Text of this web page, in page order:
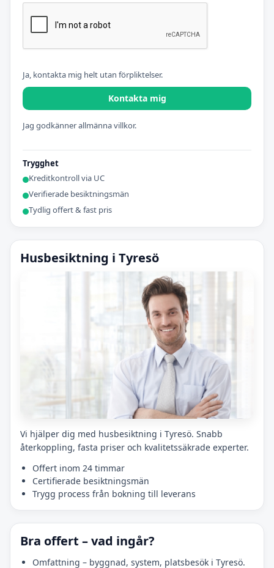
Ja, kontakta mig helt utan förpliktelser.
Kontakta mig
Jag godkänner allmänna villkor.
Trygghet
Kreditkontroll via UC
Verifierade besiktningsmän
Tydlig offert & fast pris
Husbesiktning i Tyresö
Vi hjälper dig med husbesiktning i Tyresö. Snabb
återkoppling, fasta priser och kvalitetssäkrade experter.
Offert inom 24 timmar
Certifierade besiktningsmän
Trygg process från bokning till leverans
Bra offert – vad ingår?
Omfattning – byggnad, system, platsbesök i Tyresö.